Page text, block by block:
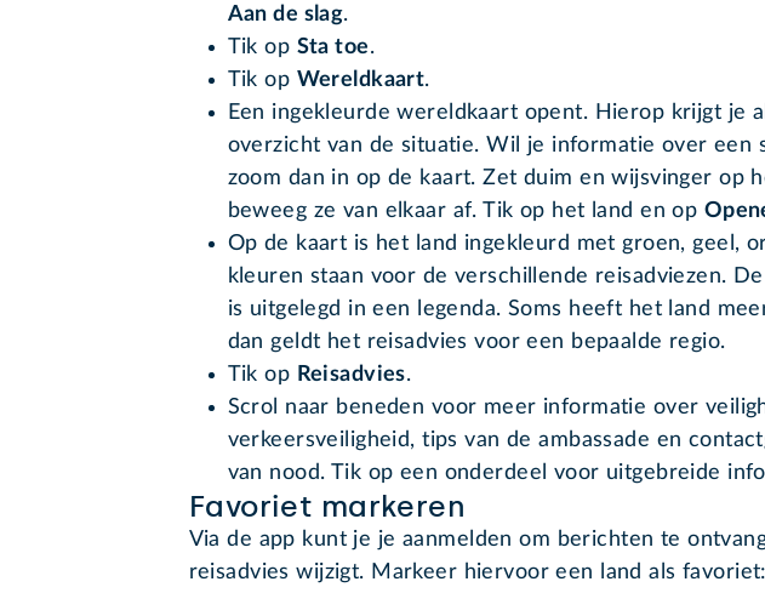
Aan de slag.
Tik op Sta toe.
Tik op Wereldkaart.
Een ingekleurde wereldkaart opent. Hierop krijgt je
overzicht van de situatie. Wil je informatie over een
zoom dan in op de kaart. Zet duim en wijsvinger op
beweeg ze van elkaar af. Tik op het land en op
Op de kaart is het land ingekleurd met groen, geel,
kleuren staan voor de verschillende reisadviezen.
is uitgelegd in een legenda. Soms heeft het land
dan geldt het reisadvies voor een bepaalde regio.
Tik op Reisadvies.
Scrol naar beneden voor meer informatie over
verkeersveiligheid, tips van de ambassade en
van nood. Tik op een onderdeel voor uitgebreide
Favoriet markeren
Via de app kunt je je aanmelden om berichten te
reisadvies wijzigt. Markeer hiervoor een land als favoriet: